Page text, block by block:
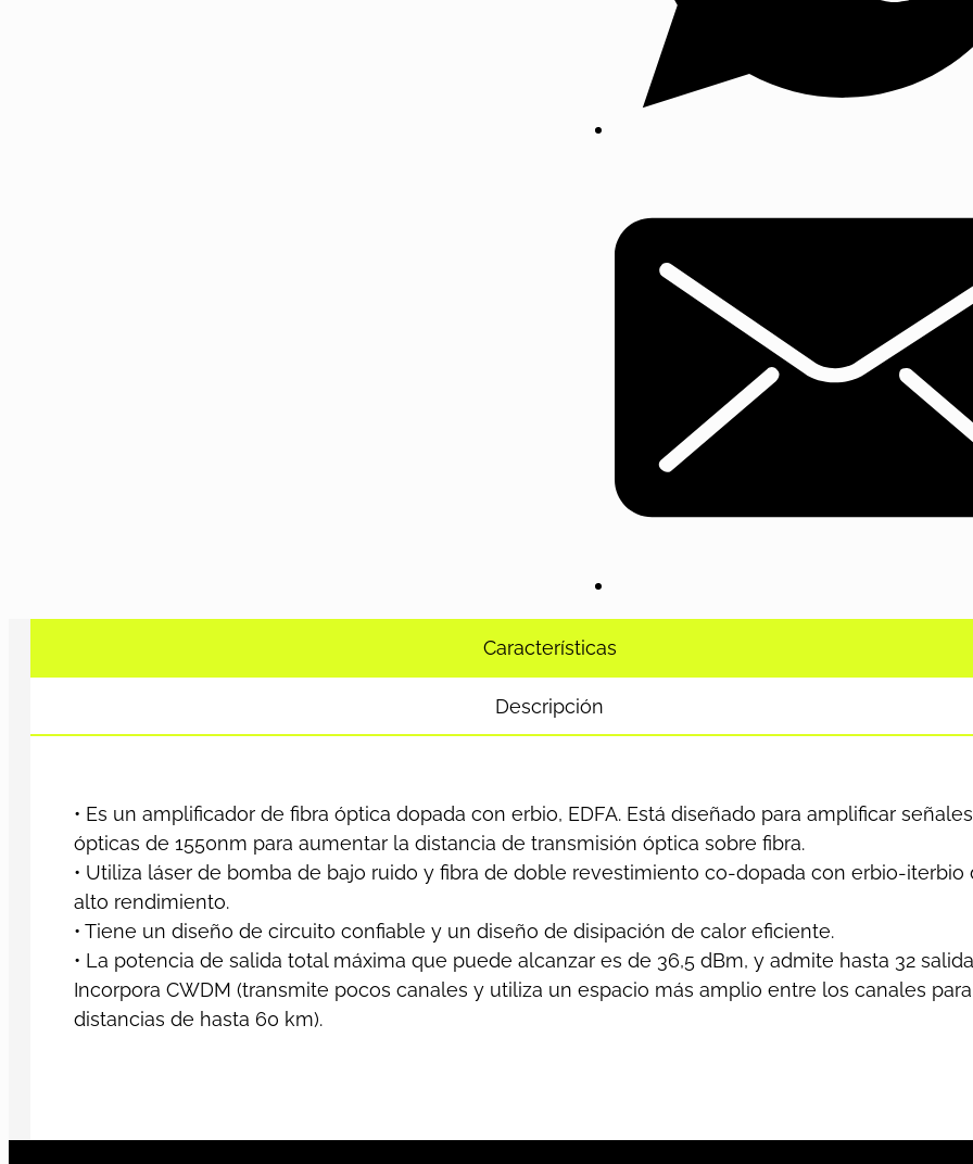
Características
Descripción
• Es un amplificador de fibra óptica dopada con erbio, EDFA. Está diseñado para amplificar señales
ópticas de 1550nm para aumentar la distancia de transmisión óptica sobre fibra.
• Utiliza láser de bomba de bajo ruido y fibra de doble revestimiento co-dopada con erbio-iterbio
alto rendimiento.
• Tiene un diseño de circuito confiable y un diseño de disipación de calor eficiente.
• La potencia de salida total máxima que puede alcanzar es de 36,5 dBm, y admite hasta 32
Incorpora CWDM (transmite pocos canales y utiliza un espacio más amplio entre los canales para
distancias de hasta 60 km).